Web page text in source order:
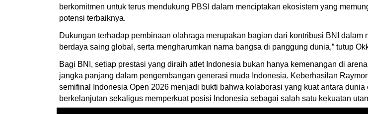
berkomitmen untuk terus mendukung PBSI dalam menciptakan ekosistem yang
potensi terbaiknya.
Dukungan terhadap pembinaan olahraga merupakan bagian dari kontribusi BNI
berdaya saing global, serta mengharumkan nama bangsa di panggung dunia,” tutup
Bagi BNI, setiap prestasi yang diraih atlet Indonesia bukan hanya kemenangan di
jangka panjang dalam pengembangan generasi muda Indonesia. Keberhasilan
semifinal Indonesia Open 2026 menjadi bukti bahwa kolaborasi yang kuat antara
berkelanjutan sekaligus memperkuat posisi Indonesia sebagai salah satu kekuatan